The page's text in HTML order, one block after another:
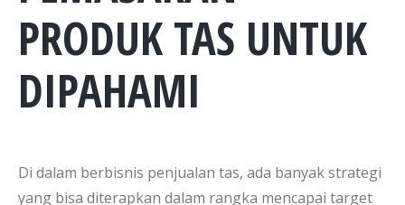
PRODUK TAS UNTUK
DIPAHAMI
Di dalam berbisnis penjualan tas, ada banyak strategi
yang bisa diterapkan dalam rangka mencapai target